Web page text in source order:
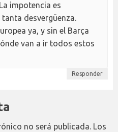
impotencia es
desvergüenza.
ya, y sin el Barça
van a ir todos estos
Responder
no será publicada. Los